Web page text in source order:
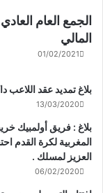
المالي
01/02/2021
بلاغ تمديد عقد اللاعب
13/03/2020
بلاغ : فريق أولمبيك
المغربية لكرة القدم
العزيز لمسلك .
06/02/2020